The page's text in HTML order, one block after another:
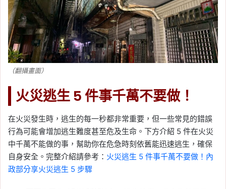
（翻攝畫面）
火災逃生 5 件事千萬不要做！
在火災發生時，逃生的每一秒都非常重要，但一些常見的錯誤
行為可能會增加逃生難度甚至危及生命。下方介紹 5 件在火災
中千萬不能做的事，幫助你在危急時刻依舊能迅速逃生，確保
自身安全。完整介紹請參考： 火災逃生 5 件事千萬不要做！內
政部分享火災逃生 5 步驟